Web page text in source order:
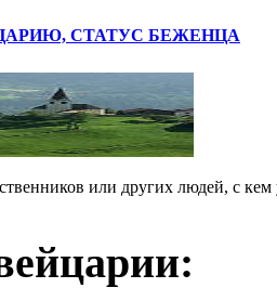
СТАТУС БЕЖЕНЦА
или других людей, с